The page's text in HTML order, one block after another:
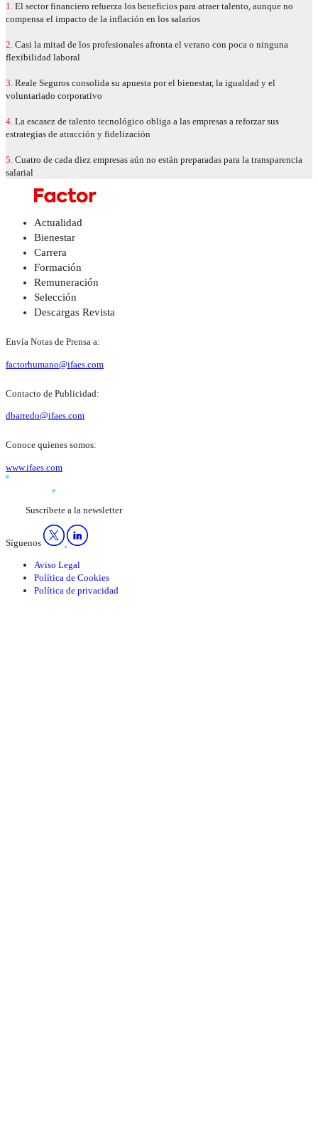
1. El sector financiero refuerza los beneficios para atraer talento, aunque no
compensa el impacto de la inflación en los salarios
2. Casi la mitad de los profesionales afronta el verano con poca o ninguna
flexibilidad laboral
3. Reale Seguros consolida su apuesta por el bienestar, la igualdad y el
voluntariado corporativo
4. La escasez de talento tecnológico obliga a las empresas a reforzar sus
estrategias de atracción y fidelización
5. Cuatro de cada diez empresas aún no están preparadas para la transparencia
salarial
Actualidad
Bienestar
Carrera
Formación
Remuneración
Selección
Descargas Revista
Envía Notas de Prensa a:
factorhumano@ifaes.com
Contacto de Publicidad:
dbarredo@ifaes.com
Conoce quienes somos:
www.ifaes.com
Suscríbete a la newsletter
Síguenos
Aviso Legal
Política de Cookies
Política de privacidad